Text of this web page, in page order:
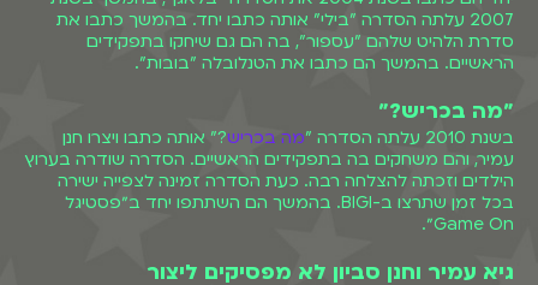
2007 עלתה הסדרה "בילי" אותה כתבו יחד. בהמשך כתבו את
סדרת הלהיט שלהם "עספור", בה הם גם שיחקו בתפקידים
הראשיים. בהמשך הם כתבו את הטנלובלה "בובות".
״מה בכריש?״
בשנת 2010 עלתה הסדרה " מה בכריש?" אותה כתבו ויצרו חנן
עמיר, והם משחקים בה בתפקידים הראשיים. הסדרה שודרה בערוץ
הילדים וזכתה להצלחה רבה. כעת הסדרה זמינה לצפייה ישירה
בכל זמן שתרצו ב-BIGI. בהמשך הם השתתפו יחד ב״פסטיגל
Game On״.
גיא עמיר וחנן סביון לא מפסיקים ליצור